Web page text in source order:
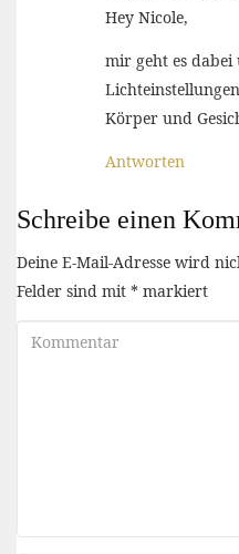
Hey Nicole,
mir geht es
Körper und
Antworten
Schreibe einen
Deine E-Mail-Adresse wird
Felder sind mit * markiert
Kommentar